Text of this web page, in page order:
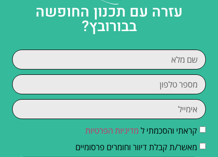
עזרה עם תכנון החופשה
בבורובץ?
קראתי והסכמתי ל מדיניות הפרטיות
מאשר/ת קבלת דיוור וחומרים פרסומיים